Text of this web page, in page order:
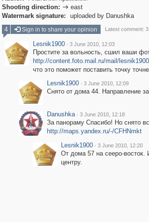
Shooting direction:  east
Watermark signature:
uploaded by Danushka
4
Sign in to share your opinion Latest comment:
Lesnik1900 · 3 June 2010, 12:03
Простите за вольность, сшил ваши
http://content.foto.mail.ru/mail/
что это поможет поставить точку
Lesnik1900 · 3 June 2010, 12:09
Снято от дома 44. Направление
Danushka · 3 June 2010, 12:18
За панораму Спасибо! Но снято
http://maps.yandex.ru/-/CFHNmkt
Lesnik1900 · 3 June 2010, 12:20
От дома 57 на сееро-восток.
центру.